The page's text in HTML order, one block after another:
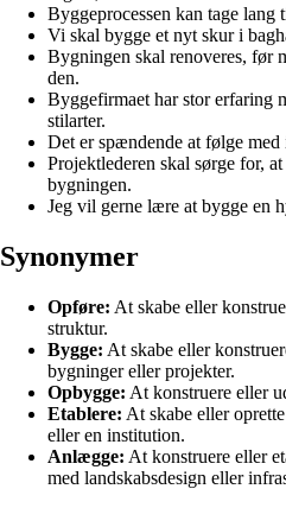
Byggeprocessen kan tage lang
Vi skal bygge et nyt skur i
Bygningen skal renoveres, før
den.
Byggefirmaet har stor erfaring
stilarter.
Det er spændende at følge
Projektlederen skal sørge for,
bygningen.
Jeg vil gerne lære at bygge en
Synonymer
Opføre: At skabe eller
struktur.
Bygge: At skabe eller
bygninger eller projekter.
Opbygge: At konstruere eller
Etablere: At skabe eller
eller en institution.
Anlægge: At konstruere eller
med landskabsdesign eller